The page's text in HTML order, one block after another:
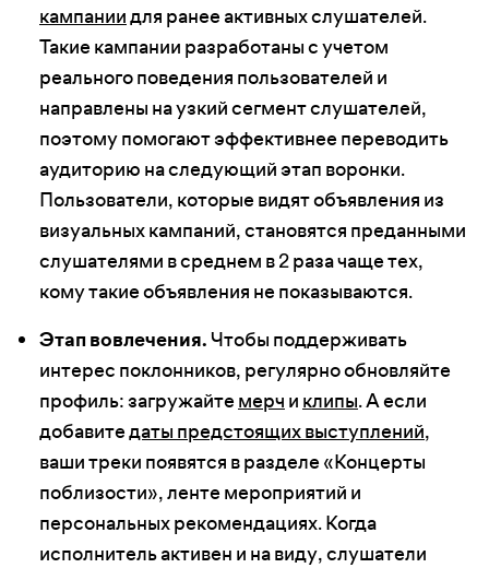
кампаниидля ранее активных слушателей.
Такие кампании разработаны с учетом
реального поведения пользователей и
направлены на узкий сегмент слушателей,
поэтому помогают эффективнее переводить
аудиторию на следующий этап воронки.
Пользователи, которые видят объявления из
визуальных кампаний, становятся преданными
слушателями в среднем в 2 раза чаще тех,
кому такие объявления не показываются.
Этап вовлечения.Чтобы поддерживать
интерес поклонников, регулярно обновляйте
профиль: загружайте мерч и клипы. А если
добавитедаты предстоящих выступлений,
ваши треки появятся в разделе «Концерты
поблизости», ленте мероприятий и
персональных рекомендациях. Когда
исполнитель активен и на виду, слушатели